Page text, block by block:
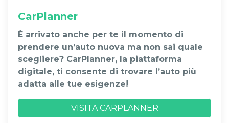
CarPlanner
È arrivato anche per te il momento di
prendere un’auto nuova ma non sai quale
scegliere? CarPlanner, la piattaforma
digitale, ti consente di trovare l’auto più
adatta alle tue esigenze!
VISITA CARPLANNER